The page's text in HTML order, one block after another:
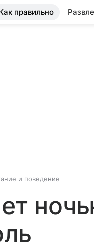
Как правильно
и поведение